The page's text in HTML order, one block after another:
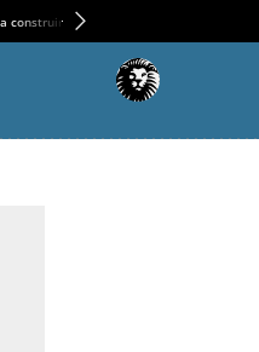
construirá la nueva residencia en el